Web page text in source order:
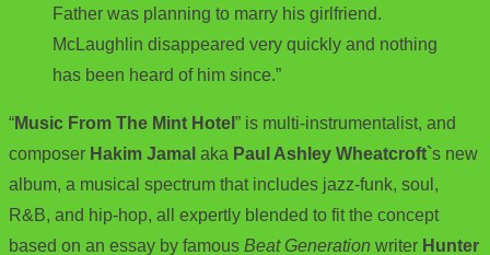
Father was planning to marry his girlfriend.
McLaughlin disappeared very quickly and nothing
has been heard of him since.”
“Music From The Mint Hotel ” is multi-instrumentalist, and
composer Hakim Jamal aka Paul Ashley Wheatcroft`s new
album, a musical spectrum that includes jazz-funk, soul,
R&B, and hip-hop, all expertly blended to fit the concept
based on an essay by famous Beat Generation writer Hunter